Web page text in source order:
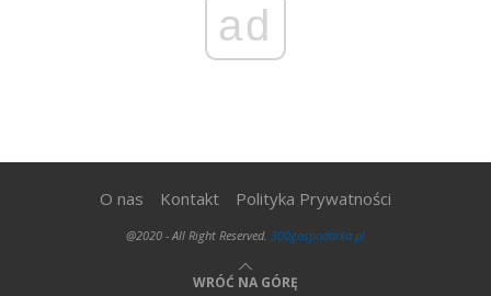
ad
O nas Kontakt Polityka Prywatności
@2020 - All Right Reserved. 300gospodarka.pl
WRÓĆ NA GÓRĘ